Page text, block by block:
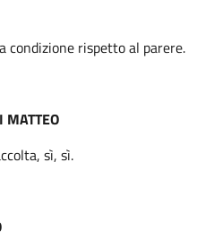
condizione rispetto al parere.
sì, sì.